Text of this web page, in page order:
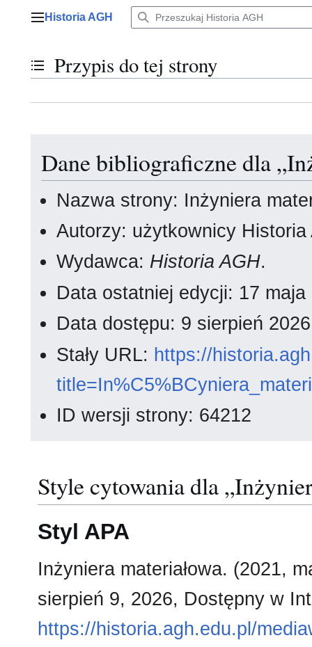
Menu główne
Historia AGH
Przełącz stan spisu treści
Przypis do tej strony
Dane bibliograficzne dla
Nazwa strony: Inżyniera
Autorzy: użytkownicy Historia
Wydawca: Historia AGH.
Data ostatniej edycji: 17
Data dostępu: 9 sierpień
Stały URL: https://
ID wersji strony: 64212
Style cytowania dla
Styl APA
Inżyniera materiałowa. (2021,
sierpień 9, 2026, Dostępny w
https://historia.agh.edu.pl/